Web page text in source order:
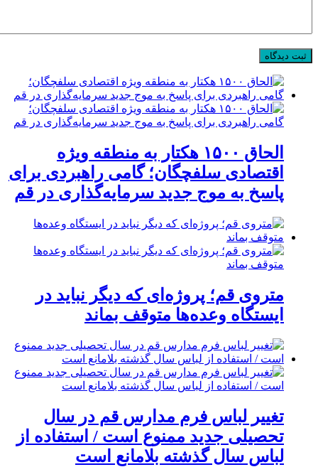
الحاق ۱۵۰۰ هکتار به منطقه ویژه
اقتصادی سلفچگان؛ گامی راهبردی برای
پاسخ به موج جدید سرمایه‌گذاری در قم
متروی قم؛ پروژه‌ای که دیگر نباید در
ایستگاه وعده‌ها متوقف بماند
تغییر لباس فرم مدارس قم در سال
تحصیلی جدید ممنوع است / استفاده از
لباس سال گذشته بلامانع است